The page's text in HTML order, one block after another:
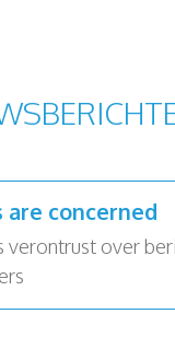
concerned
verontrust over